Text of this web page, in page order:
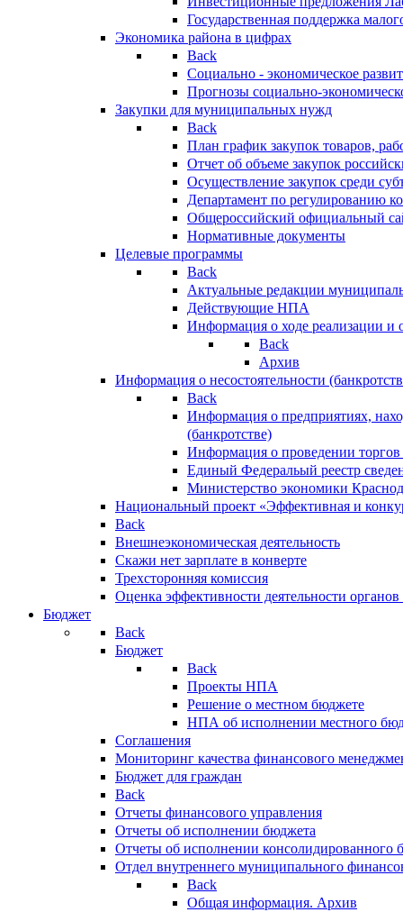
Государственная поддержка
Экономика района в цифрах
Back
Социально - экономическое
Прогнозы социально-
Закупки для муниципальных нужд
Back
План график закупок товаров,
Отчет об объеме закупок
Осуществление закупок среди
Департамент по регулированию
Общероссийский официальный
Нормативные документы
Целевые программы
Back
Актуальные редакции
Действующие НПА
Информация о ходе реализации
Back
Архив
Информация о несостоятельности
Back
Информация о предприятиях,
(банкротстве)
Информация о проведении
Единый Федеральый реестр
Министерство экономики
Национальный проект «Эффективная и
Back
Внешнеэкономическая деятельность
Скажи нет зарплате в конверте
Трехсторонняя комиссия
Оценка эффективности деятельности
Бюджет
Back
Бюджет
Back
Проекты НПА
Решение о местном бюджете
НПА об исполнении местного
Соглашения
Мониторинг качества финансового
Бюджет для граждан
Back
Отчеты финансового управления
Отчеты об исполнении бюджета
Отчеты об исполнении консолидированного
Отдел внутреннего муниципального
Back
Общая информация. Архив